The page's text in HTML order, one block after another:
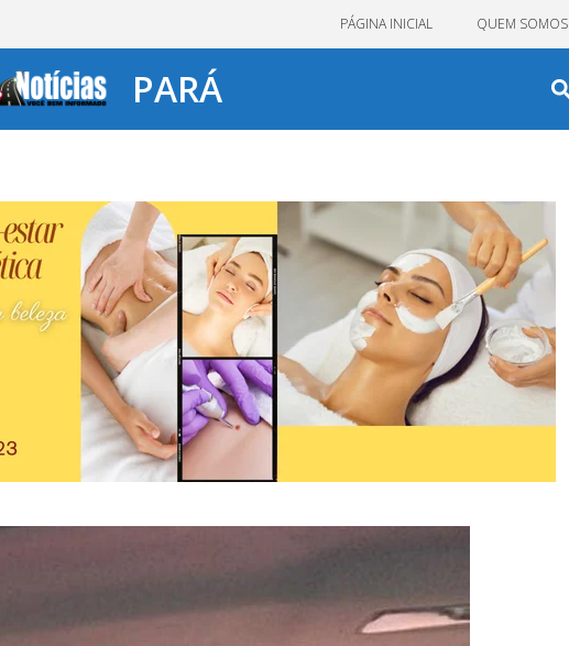
PÁGINA INICIAL QUEM SOMOS
PARÁ